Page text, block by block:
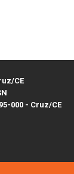
CE
000 - Cruz/CE